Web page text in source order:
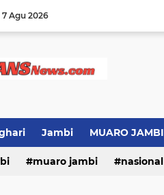
7 Agu 2026
Jambi MUARO JAMBI
muaro jambi nasional